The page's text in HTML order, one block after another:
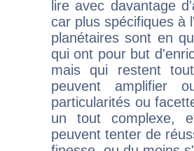
lire avec davantage
car plus spécifiques à
planétaires sont en
qui ont pour but
mais qui restent
peuvent amplifier
particularités ou
un tout complexe,
peuvent tenter de